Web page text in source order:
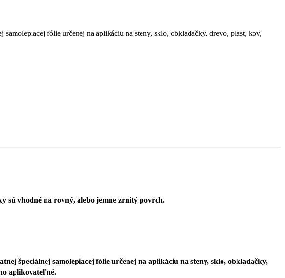
fólie určenej na aplikáciu na steny, sklo, obkladačky, drevo, plast, kov,
sú vhodné na rovný, alebo jemne zrnitý povrch.
špeciálnej samolepiacej fólie určenej na aplikáciu na steny, sklo, obkladačky,
aplikovateľné.